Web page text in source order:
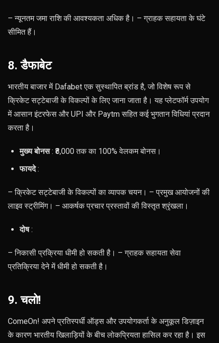
– न्यूनतम जमा राशि की आवश्यकता अधिक है। – ग्राहक सहायता के घंटे
सीमित हैं।
8. डैफाबेट
भारतीय बाजार में Dafabet एक सुस्थापित ब्रांड है, जो विशेष रूप से
क्रिकेट सट्टेबाजी के विकल्पों के लिए जाना जाता है। यह प्लेटफॉर्म उपयोग
में आसान इंटरफेस और UPI और Paytm सहित कई भुगतान विधियां प्रदान
करता है।
मुख्य बोनस: ₹8,000 तक का 100% वेलकम बोनस।
फायदे:
– क्रिकेट सट्टेबाजी के विकल्पों का व्यापक चयन। – प्रमुख आयोजनों की
लाइव स्ट्रीमिंग। – आकर्षक प्रचार प्रस्तावों की विस्तृत श्रृंखला।
दोष:
– निकासी प्रक्रिया धीमी हो सकती है। – ग्राहक सहायता सेवा
प्रतिक्रिया देने में धीमी हो सकती है।
9. चलो!
ComeOn! अपने प्रतिस्पर्धी ऑड्स और उपयोगकर्ता के अनुकूल डिज़ाइन
के कारण भारतीय खिलाड़ियों के बीच लोकप्रियता हासिल कर रहा है। इस